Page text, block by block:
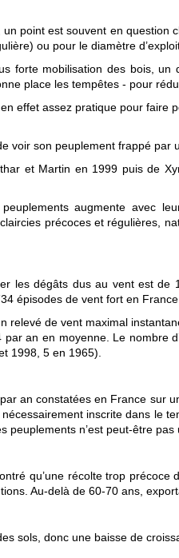
point est souvent en
ou pour le diamètre
forte mobilisation des bois,
place les tempêtes - pour
effet assez pratique pour
voir son peuplement frappé par
et Martin en 1999 puis de
augmente avec
précoces et régulières,
les dégâts dus au vent est
épisodes de vent fort en
relevé de vent maximal
an en moyenne. Le
1998, 5 en 1965).
an constatées en France sur
inscrite dans le
n’est peut-être
qu’une récolte trop
Au-delà de 60-70 ans,
sols, donc une baisse de